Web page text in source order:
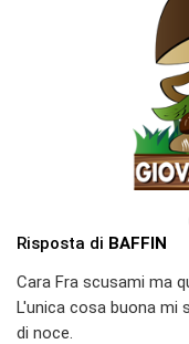
Risposta di BAFFIN
Cara Fra scusami ma
L'unica cosa buona mi
di noce.